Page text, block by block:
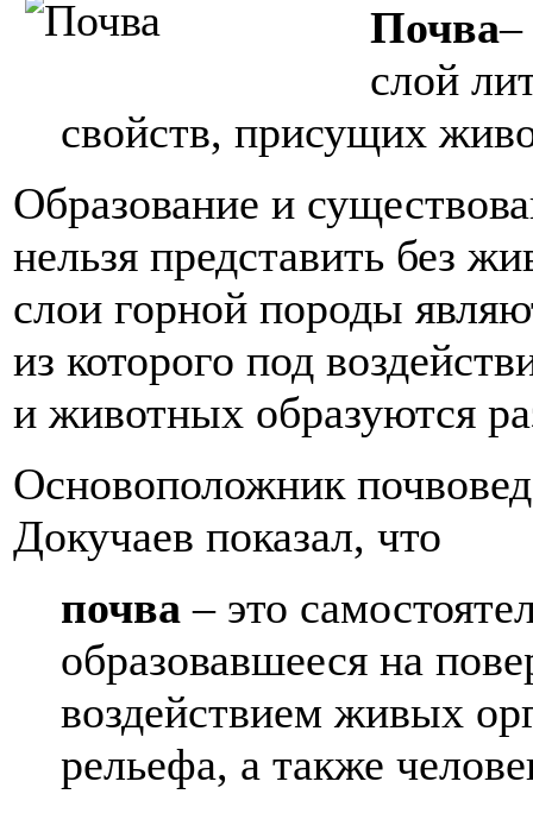
Почва–
слой
свойств, присущих
Образование и
нельзя представить без
слои горной породы
из которого под
и животных образуются
Основоположник
Докучаев показал, что
почва – это
образовавшееся на
воздействием живых
рельефа, а также